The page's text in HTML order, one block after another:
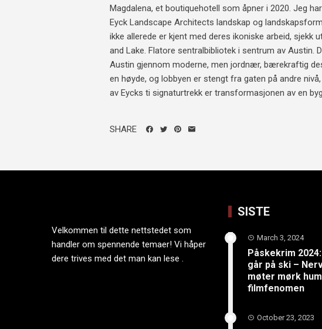
Magdalena, et boutiquehotell som åpner i 2020. Jeg
Eyck Landscape Architects landskap og
ikke allerede er kjent med deres ikoniske arbeid, sjekk
and Lake. Flatore sentralbibliotek i sentrum av Austin.
Austin gjennom moderne, men jordnær, bærekraftig
en høyde, og lobbyen er stengt fra gaten på andre
av Eycks ti signaturtrekk er transformasjonen av en
SHARE
Velkommen til dette nettstedet som
handler om spennende temaer! Vi håper
dere trives med det man kan lese .
SISTE
March 3, 2024
Påskekrim
går på ski –
møter mørk
filmfenomen
October 23, 2023